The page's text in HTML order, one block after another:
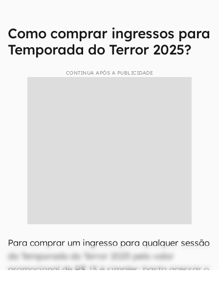
Como comprar ingressos para
Temporada do Terror 2025?
CONTINUA APÓS A PUBLICIDADE
Para comprar um ingresso para qualquer sessão
da Temporada do Terror 2025 pelo valor
promocional de R$ 13 é simples: basta acessar o